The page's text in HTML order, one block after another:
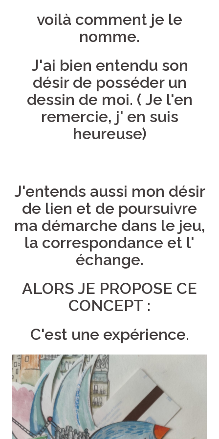
voilà comment je le
nomme.
J'ai bien entendu son
désir de posséder un
dessin de moi. ( Je l'en
remercie, j' en suis
heureuse)
J'entends aussi mon désir
de lien et de poursuivre
ma démarche dans le jeu,
la correspondance et l'
échange.
ALORS JE PROPOSE CE
CONCEPT :
C'est une expérience.